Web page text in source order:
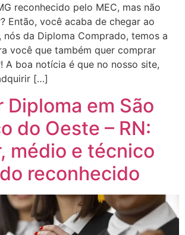
reconhecido pelo MEC, mas não
Então, você acaba de chegar ao
da Diploma Comprado, temos a
você que também quer comprar
A boa notícia é que no nosso site,
[…]
Diploma em São
do Oeste – RN:
médio e técnico
reconhecido